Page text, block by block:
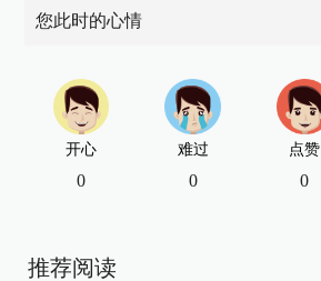
您此时的心情
开心
0
难过
0
点赞
0
推荐阅读